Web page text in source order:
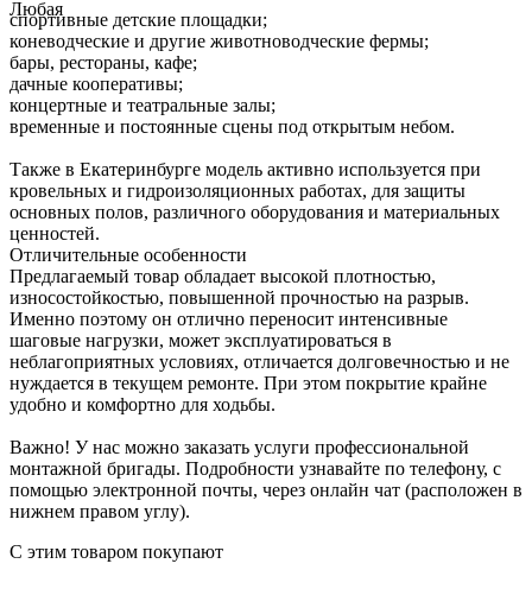
Любая
спортивные детские площадки;
коневодческие и другие животноводческие фермы;
бары, рестораны, кафе;
дачные кооперативы;
концертные и театральные залы;
временные и постоянные сцены под открытым небом.
Также в Екатеринбурге модель активно используется при
кровельных и гидроизоляционных работах, для защиты
основных полов, различного оборудования и материальных
ценностей.
Отличительные особенности
Предлагаемый товар обладает высокой плотностью,
износостойкостью, повышенной прочностью на разрыв.
Именно поэтому он отлично переносит интенсивные
шаговые нагрузки, может эксплуатироваться в
неблагоприятных условиях, отличается долговечностью и не
нуждается в текущем ремонте. При этом покрытие крайне
удобно и комфортно для ходьбы.
Важно! У нас можно заказать услуги профессиональной
монтажной бригады. Подробности узнавайте по телефону, с
помощью электронной почты, через онлайн чат (расположен в
нижнем правом углу).
С этим товаром покупают